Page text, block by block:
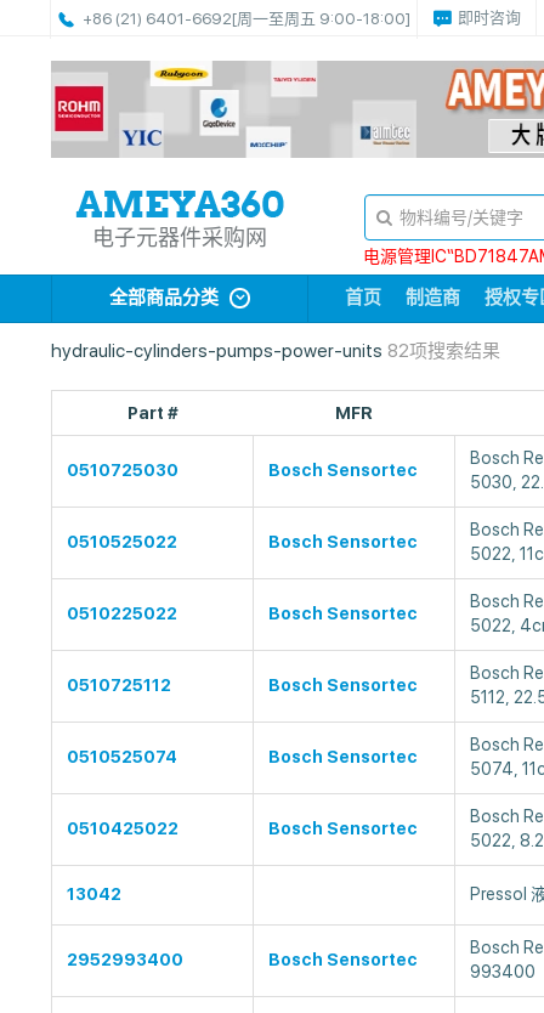
+86 (21) 6401-6692[周一至周五 9:00-18:00] 即时咨询
电子元器件采购网
电源管理
全部商品分类 首页 制造商 授权专
hydraulic-cylinders-pumps-power-units 82项搜索结果
Part # MFR
0510725030 Bosch Sensortec
Bosch
5030,
0510525022 Bosch Sensortec
Bosch
5022,
0510225022 Bosch Sensortec
Bosch
5022,
0510725112 Bosch Sensortec
Bosch
5112,
0510525074 Bosch Sensortec
Bosch
5074,
0510425022 Bosch Sensortec
Bosch
5022,
13042 Pressol
2952993400 Bosch Sensortec
Bosch
993400